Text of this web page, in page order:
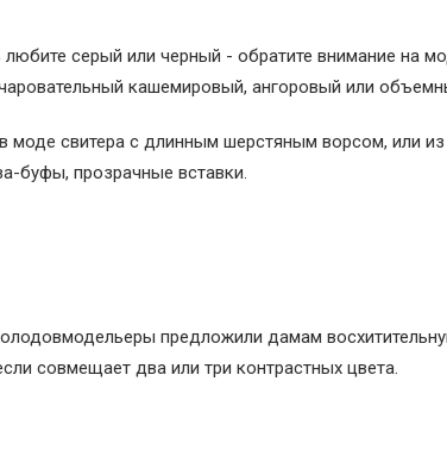
серый или черный - обратите внимание на
кашемировый, ангоровый или
моде свитера c длинным шерстяным ворсом, или
буфы, прозрачные вставки.
предложили дамам
совмещает два или три контрастных цвета.